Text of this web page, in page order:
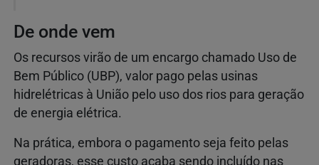
De onde vem
Os recursos virão de um encargo chamado Uso de
Bem Público (UBP), valor pago pelas usinas
hidrelétricas à União pelo uso dos rios para geração
de energia elétrica.
Na prática, embora o pagamento seja feito pelas
geradoras, esse custo acaba sendo incluído nas